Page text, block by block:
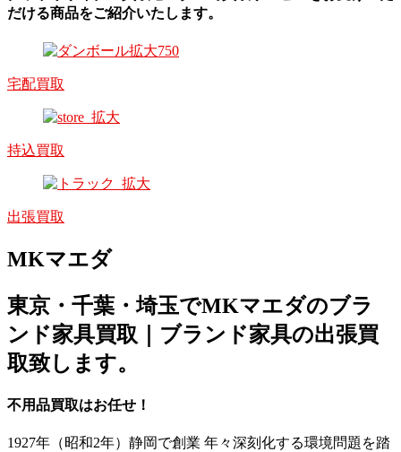
だける商品をご紹介いたします。
宅配買取
持込買取
出張買取
MKマエダ
東京・千葉・埼玉でMKマエダのブラ
ンド家具買取｜ブランド家具の出張買
取致します。
不用品買取はお任せ！
1927年（昭和2年）静岡で創業 年々深刻化する環境問題を踏